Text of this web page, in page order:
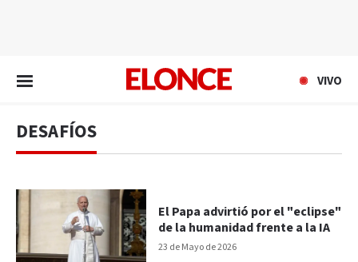
VIVO
DESAFÍOS
23 de Mayo de 2026
El Papa advirtió por el "eclipse"
de la humanidad frente a la IA